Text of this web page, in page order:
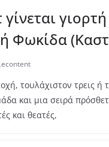
Φωκίδα
econtent
τουλάχιστον τρεις ή
και μια σειρά
και θεατές,